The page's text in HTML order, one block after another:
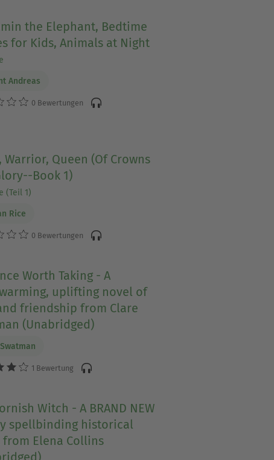
the Elephant, Bedtime
for Kids, Animals at Night
Andreas
0 Bewertungen
Warrior, Queen (Of Crowns
Book 1)
(Teil 1)
Rice
0 Bewertungen
Worth Taking - A
uplifting novel of
friendship from Clare
(Unabridged)
1 Bewertung
Witch - A BRAND NEW
spellbinding historical
from Elena Collins